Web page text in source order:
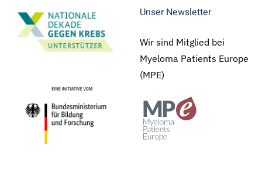
Unser Newsletter
Wir sind Mitglied bei
Myeloma Patients Europe
(MPE)